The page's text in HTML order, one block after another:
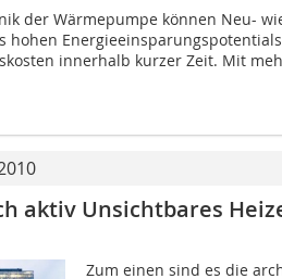
der Wärmepumpe können Neu-
hohen
innerhalb kurzer Zeit. Mit
aktiv Unsichtbares
Zum einen sind es die